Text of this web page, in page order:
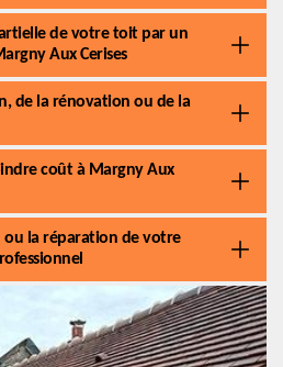
de votre toit par un
Aux Cerises
de la rénovation ou de la
coût à Margny Aux
ou la réparation de votre